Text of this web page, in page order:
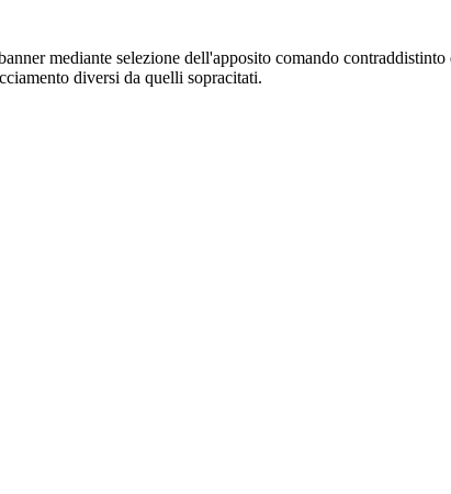
mediante selezione dell'apposito comando
diversi da quelli sopracitati.